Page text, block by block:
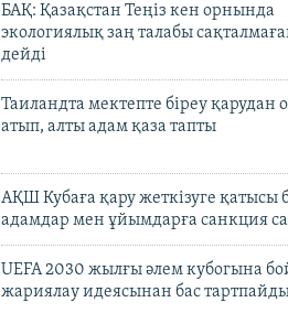
БАҚ: Қазақстан Теңіз кен орнында
экологиялық заң талабы
дейді
Таиландта мектепте біреу қарудан
атып, алты адам қаза тапты
АҚШ Кубаға қару жеткізуге қатысы
адамдар мен ұйымдарға санкция
UEFA 2030 жылғы әлем кубогына
жариялау идеясынан бас